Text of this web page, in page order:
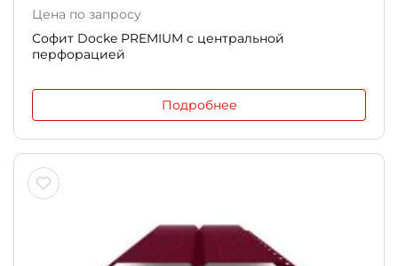
Цена по запросу
Софит Docke PREMIUM с центральной
перфорацией
Подробнее